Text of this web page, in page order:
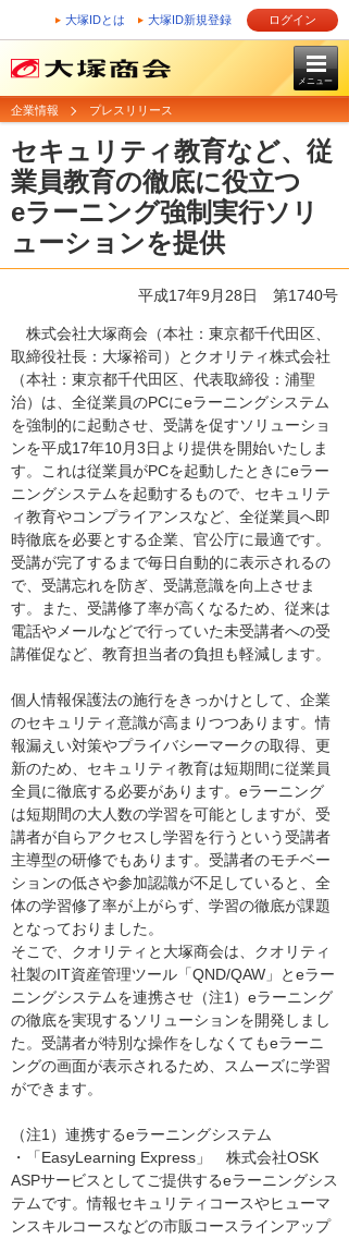
大塚IDとは 大塚ID新規登録 ログイン
メニュー
企業情報 プレスリリース
セキュリティ教育など、従
業員教育の徹底に役立つ
eラーニング強制実行ソリ
ューションを提供
平成17年9月28日 第1740号
株式会社大塚商会（本社：東京都千代田区、
取締役社長：大塚裕司）とクオリティ株式会社
（本社：東京都千代田区、代表取締役：浦聖
治）は、全従業員のPCにeラーニングシステム
を強制的に起動させ、受講を促すソリューショ
ンを平成17年10月3日より提供を開始いたしま
す。これは従業員がPCを起動したときにeラー
ニングシステムを起動するもので、セキュリテ
ィ教育やコンプライアンスなど、全従業員へ即
時徹底を必要とする企業、官公庁に最適です。
受講が完了するまで毎日自動的に表示されるの
で、受講忘れを防ぎ、受講意識を向上させま
す。また、受講修了率が高くなるため、従来は
電話やメールなどで行っていた未受講者への受
講催促など、教育担当者の負担も軽減します。
個人情報保護法の施行をきっかけとして、企業
のセキュリティ意識が高まりつつあります。情
報漏えい対策やプライバシーマークの取得、更
新のため、セキュリティ教育は短期間に従業員
全員に徹底する必要があります。eラーニング
は短期間の大人数の学習を可能としますが、受
講者が自らアクセスし学習を行うという受講者
主導型の研修でもあります。受講者のモチベー
ションの低さや参加認識が不足していると、全
体の学習修了率が上がらず、学習の徹底が課題
となっておりました。
そこで、クオリティと大塚商会は、クオリティ
社製のIT資産管理ツール「QND/QAW」とeラー
ニングシステムを連携させ（注1）eラーニング
の徹底を実現するソリューションを開発しまし
た。受講者が特別な操作をしなくてもeラーニ
ングの画面が表示されるため、スムーズに学習
ができます。
（注1）連携するeラーニングシステム
・「EasyLearning Express」 株式会社OSK
ASPサービスとしてご提供するeラーニングシス
テムです。情報セキュリティコースやヒューマ
ンスキルコースなどの市販コースラインアップ